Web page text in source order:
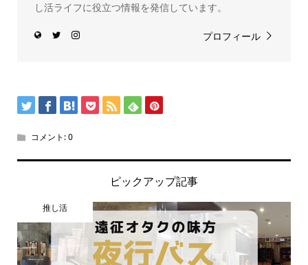
し活ライフに役立つ情報を発信しています。
プロフィール
コメント:0
ピックアップ記事
推し活